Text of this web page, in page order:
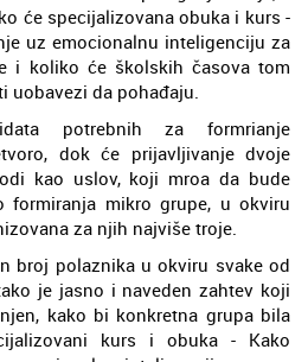
će specijalizovana obuka i kurs -
uz emocionalnu inteligenciju za
i koliko će školskih časova tom
uobavezi da pohađaju.
potrebnih za formrianje
dok će prijavljivanje dvoje
kao uslov, koji mroa da bude
mikro grupe, u okviru
za njih najviše troje.
broj polaznika u okviru svake od
je jasno i naveden zahtev koji
kako bi konkretna grupa bila
kurs i obuka - Kako